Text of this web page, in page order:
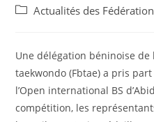
Actualités des
Une délégation béninoise
taekwondo (Fbtae) a pris
l’Open international BS
compétition, les